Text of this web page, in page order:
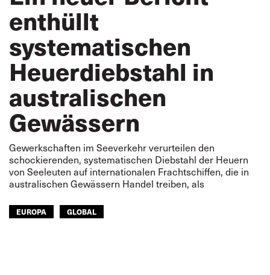
enthüllt
systematischen
Heuerdiebstahl in
australischen
Gewässern
Gewerkschaften im Seeverkehr verurteilen den
schockierenden, systematischen Diebstahl der Heuern
von Seeleuten auf internationalen Frachtschiffen, die in
australischen Gewässern Handel treiben, als
EUROPA GLOBAL